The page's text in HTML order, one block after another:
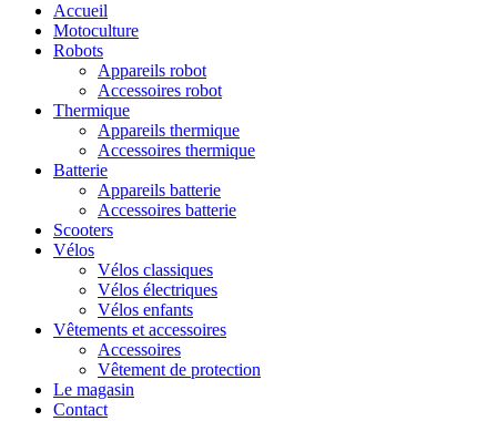
Accueil
Motoculture
Robots
Appareils robot
Accessoires robot
Thermique
Appareils thermique
Accessoires thermique
Batterie
Appareils batterie
Accessoires batterie
Scooters
Vélos
Vélos classiques
Vélos électriques
Vélos enfants
Vêtements et accessoires
Accessoires
Vêtement de protection
Le magasin
Contact